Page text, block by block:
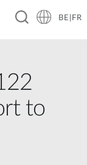
BE|FR
to